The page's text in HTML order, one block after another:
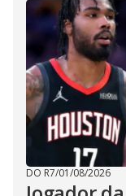
DO R7/01/08/2026